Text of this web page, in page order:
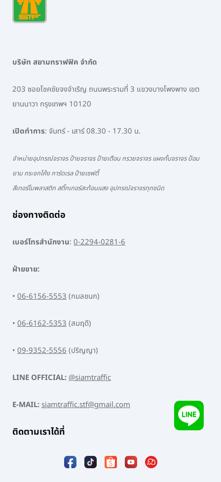
บริษัท สยามทราฟฟิค จำกัด
203 ซอยโชคชัยจงจำเริญ ถนนพระรามที่ 3 แขวงบางโพงพาง เขต
ยานนาวา กรุงเทพฯ 10120
เปิดทำการ: จันทร์ - เสาร์ 08.30 - 17.30 น.
จำหน่ายอุปกรณ์จราจร ป้ายจราจร ป้ายเตือน กรวยจราจร แผงกั้นจราจร ป้อม
ยาม กระจกโค้ง การ์ดเรล ป้ายเซฟตี้
สีเทอร์โมพลาสติก สติ๊กเกอร์สะท้อนแสง อุปกรณ์จราจรทุกชนิด
ช่องทางติดต่อ
เบอร์โทรสำนักงาน: 0-2294-0281-6
ฝ่ายขาย:
• 06-6156-5553(กมลชนก)
• 06-6162-5353(สมฤดี)
• 09-9352-5556(ปริญญา)
LINE OFFICIAL:@siamtraffic
E-MAIL:siamtraffic.stf@gmail.com
ติดตามเราได้ที่